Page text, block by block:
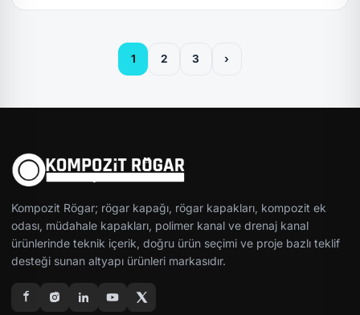
1 2 3 ›
Kompozit Rögar; rögar kapağı, rögar kapakları, kompozit ek
odası, müdahale kapakları, polimer kanal ve drenaj kanal
ürünlerinde teknik içerik, doğru ürün seçimi ve proje bazlı teklif
desteği sunan altyapı ürünleri markasıdır.